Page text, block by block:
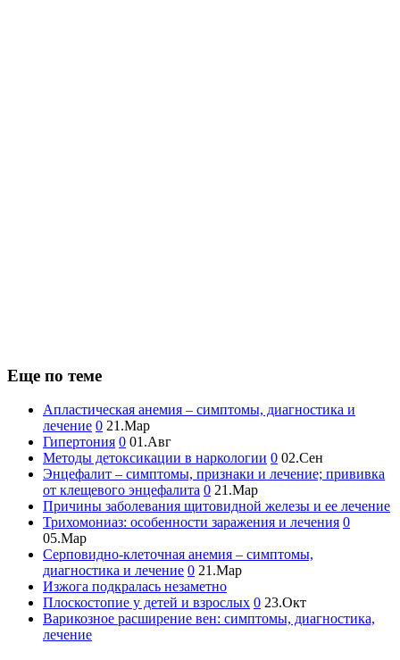
Еще по теме
Апластическая анемия – симптомы, диагностика и
лечение 0 21.Мар
Гипертония 0 01.Авг
Методы детоксикации в наркологии 0 02.Сен
Энцефалит – симптомы, признаки и лечение; прививка
от клещевого энцефалита 0 21.Мар
Причины заболевания щитовидной железы и ее лечение
Трихомониаз: особенности заражения и лечения 0
05.Мар
Серповидно-клеточная анемия – симптомы,
диагностика и лечение 0 21.Мар
Изжога подкралась незаметно
Плоскостопие у детей и взрослых 0 23.Окт
Варикозное расширение вен: симптомы, диагностика,
лечение